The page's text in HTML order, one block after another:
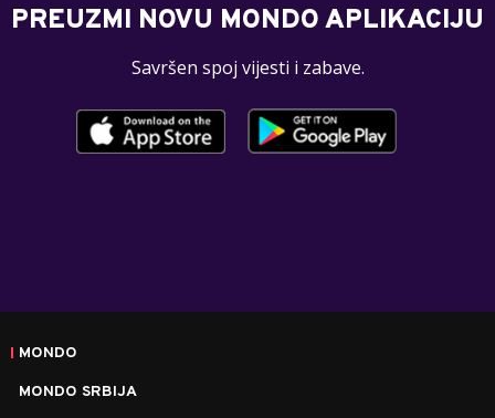
PREUZMI NOVU MONDO APLIKACIJU
Savršen spoj vijesti i zabave.
MONDO
MONDO SRBIJA